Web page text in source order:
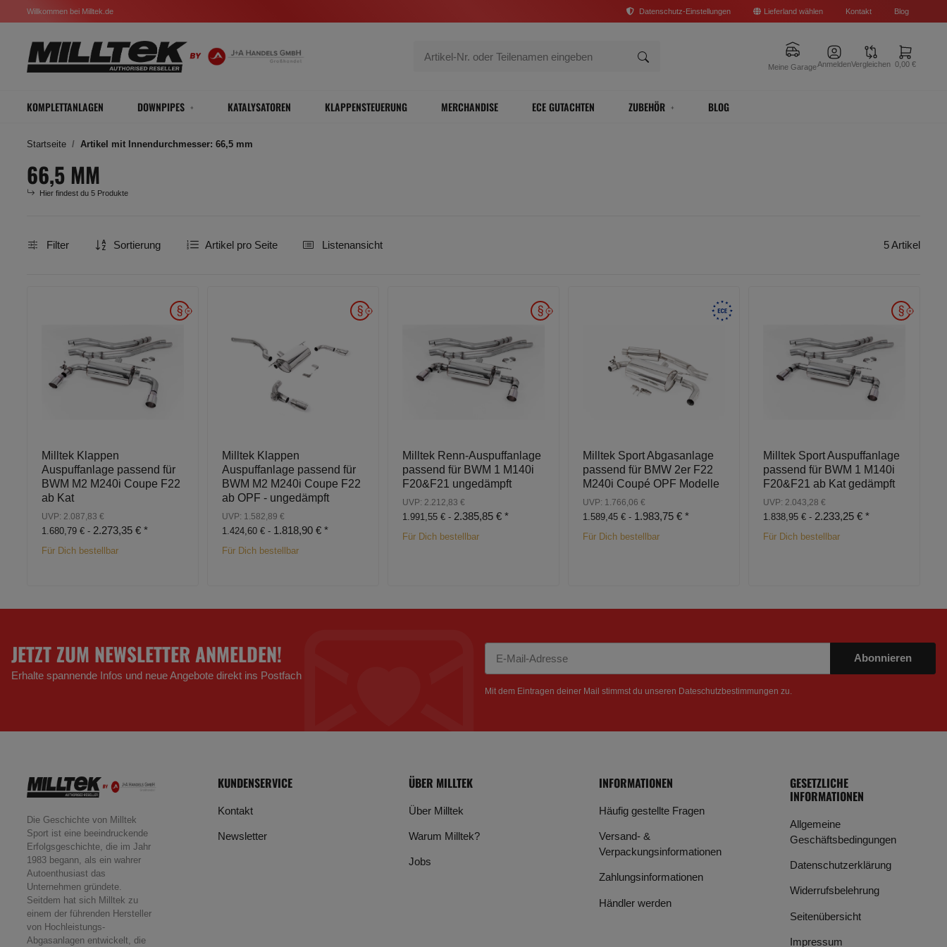
Willkommen bei Milltek.de Datenschutz-Einstellungen Lieferland wählen Kontakt Blog
Meine GarageAnmeldenVergleichen 0,00 €
KOMPLETTANLAGEN DOWNPIPES KATALYSATOREN KLAPPENSTEUERUNG MERCHANDISE ECE GUTACHTEN ZUBEHÖR BLOG
Startseite Artikel mit Innendurchmesser: 66,5 mm
66,5 MM
Hier findest du 5 Produkte
Filter Sortierung Artikel pro Seite Listenansicht 5 Artikel
Milltek Klappen
Auspuffanlage passend für
BWM M2 M240i Coupe F22
ab Kat
UVP: 2.087,83 €
1.680,79 € - 2.273,35 € *
Für Dich bestellbar
Milltek Klappen
Auspuffanlage passend für
BWM M2 M240i Coupe F22
ab OPF - ungedämpft
UVP: 1.582,89 €
1.424,60 € - 1.818,90 € *
Für Dich bestellbar
Milltek Renn-Auspuffanlage
passend für BWM 1 M140i
F20&F21 ungedämpft
UVP: 2.212,83 €
1.991,55 € - 2.385,85 € *
Für Dich bestellbar
Milltek Sport Abgasanlage
passend für BMW 2er F22
M240i Coupé OPF Modelle
UVP: 1.766,06 €
1.589,45 € - 1.983,75 € *
Für Dich bestellbar
Milltek Sport Auspuffanlage
passend für BWM 1 M140i
F20&F21 ab Kat gedämpft
UVP: 2.043,28 €
1.838,95 € - 2.233,25 € *
Für Dich bestellbar
JETZT ZUM NEWSLETTER ANMELDEN!
Erhalte spannende Infos und neue Angebote direkt ins Postfach
Abonnieren
Mit dem Eintragen deiner Mail stimmst du unseren Dateschutzbestimmungen zu.
Die Geschichte von Milltek
Sport ist eine beeindruckende
Erfolgsgeschichte, die im Jahr
1983 begann, als ein wahrer
Autoenthusiast das
Unternehmen gründete.
Seitdem hat sich Milltek zu
einem der führenden Hersteller
von Hochleistungs-
Abgasanlagen entwickelt, die
KUNDENSERVICE
Kontakt
Newsletter
ÜBER MILLTEK
Über Milltek
Warum Milltek?
Jobs
INFORMATIONEN
Häufig gestellte Fragen
Versand- &
Verpackungsinformationen
Zahlungsinformationen
Händler werden
GESETZLICHE
INFORMATIONEN
Allgemeine
Geschäftsbedingungen
Datenschutzerklärung
Widerrufsbelehrung
Seitenübersicht
Impressum